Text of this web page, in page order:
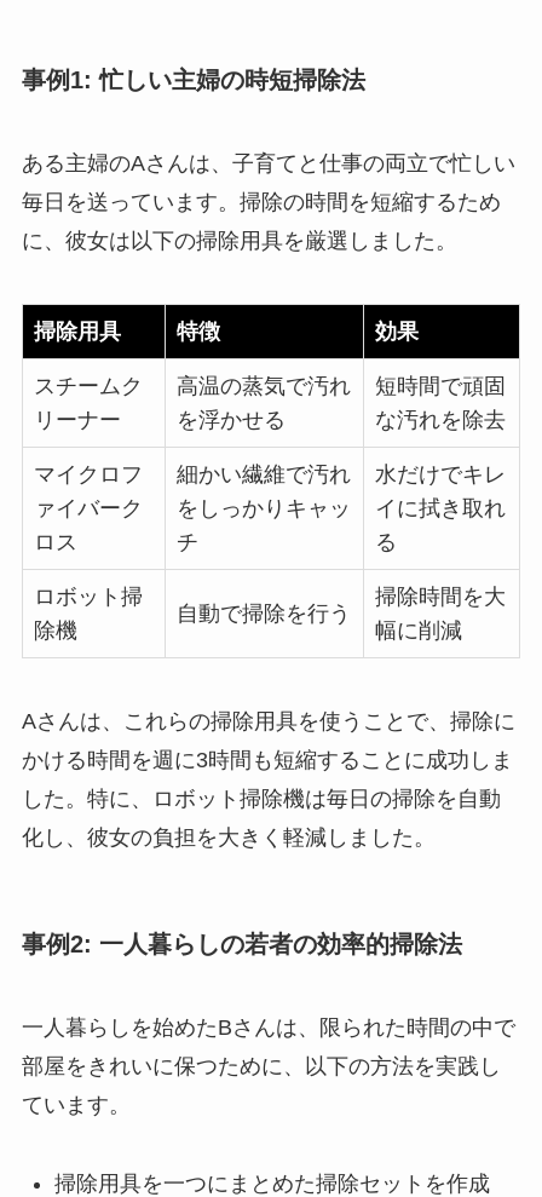
事例1: 忙しい主婦の時短掃除法
ある主婦のAさんは、子育てと仕事の両立で忙しい
毎日を送っています。掃除の時間を短縮するため
に、彼女は以下の掃除用具を厳選しました。
掃除用具 特徴 効果
スチームク
リーナー
高温の蒸気で汚れ
を浮かせる
短時間で頑固
な汚れを除去
マイクロフ
ァイバーク
ロス
細かい繊維で汚れ
をしっかりキャッ
チ
水だけでキレ
イに拭き取れ
る
ロボット掃
除機
自動で掃除を行う
掃除時間を大
幅に削減
Aさんは、これらの掃除用具を使うことで、掃除に
かける時間を週に3時間も短縮することに成功しま
した。特に、ロボット掃除機は毎日の掃除を自動
化し、彼女の負担を大きく軽減しました。
事例2: 一人暮らしの若者の効率的掃除法
一人暮らしを始めたBさんは、限られた時間の中で
部屋をきれいに保つために、以下の方法を実践し
ています。
掃除用具を一つにまとめた掃除セットを作成